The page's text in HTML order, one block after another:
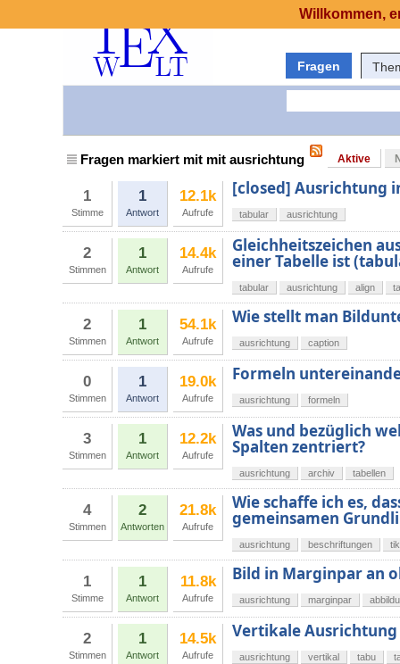
Fragen
Fragen markiert mit mit ausrichtung Aktive
1
Stimme
1
Antwort
12.1k
Aufrufe
[closed] Ausrichtung
tabular ausrichtung
2
Stimmen
1
Antwort
14.4k
Aufrufe
Gleichheitszeichen
einer Tabelle ist
tabular ausrichtung align
2
Stimmen
1
Antwort
54.1k
Aufrufe
Wie stellt man
ausrichtung caption
0
Stimmen
1
Antwort
19.0k
Aufrufe
Formeln
ausrichtung formeln
3
Stimmen
1
Antwort
12.2k
Aufrufe
Was und bezüglich
Spalten zentriert?
ausrichtung archiv tabellen
4
Stimmen
2
Antworten
21.8k
Aufrufe
Wie schaffe ich es,
gemeinsamen
ausrichtung beschriftungen
1
Stimme
1
Antwort
11.8k
Aufrufe
Bild in Marginpar an
ausrichtung marginpar
2
Stimmen
1
Antwort
14.5k
Aufrufe
Vertikale Ausrichtung
ausrichtung vertikal tabu
Willkommen,